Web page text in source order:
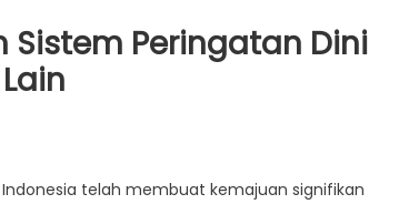
Peringatan Dini
telah membuat kemajuan signifikan